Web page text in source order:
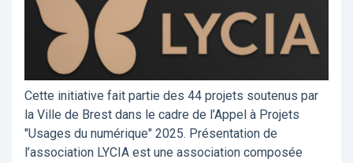
Cette initiative fait partie des 44 projets soutenus par
la Ville de Brest dans le cadre de l’Appel à Projets
"Usages du numérique" 2025. Présentation de
l’association LYCIA est une association composée